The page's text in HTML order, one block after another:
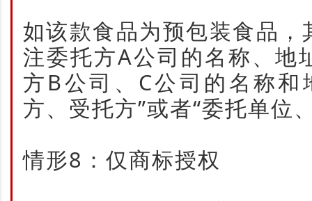
如该款食品为预包装食品
注委托方A公司的名称、地
方B公司、C公司的名称
方、受托方”或者“委托单位
情形8：仅商标授权